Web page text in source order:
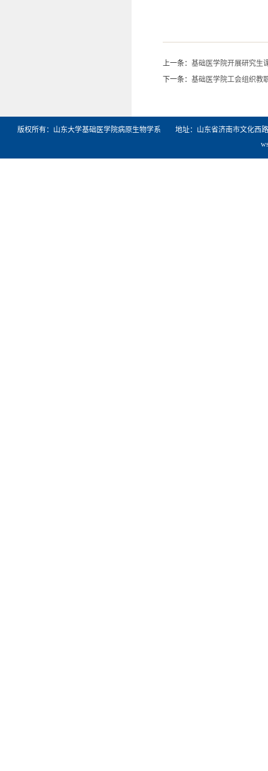
上一条： 基础医学院开展研究生
下一条： 基础医学院工会组织教
版权所有：山东大学基础医学院病原生物学系 地址：山东省济南市文化